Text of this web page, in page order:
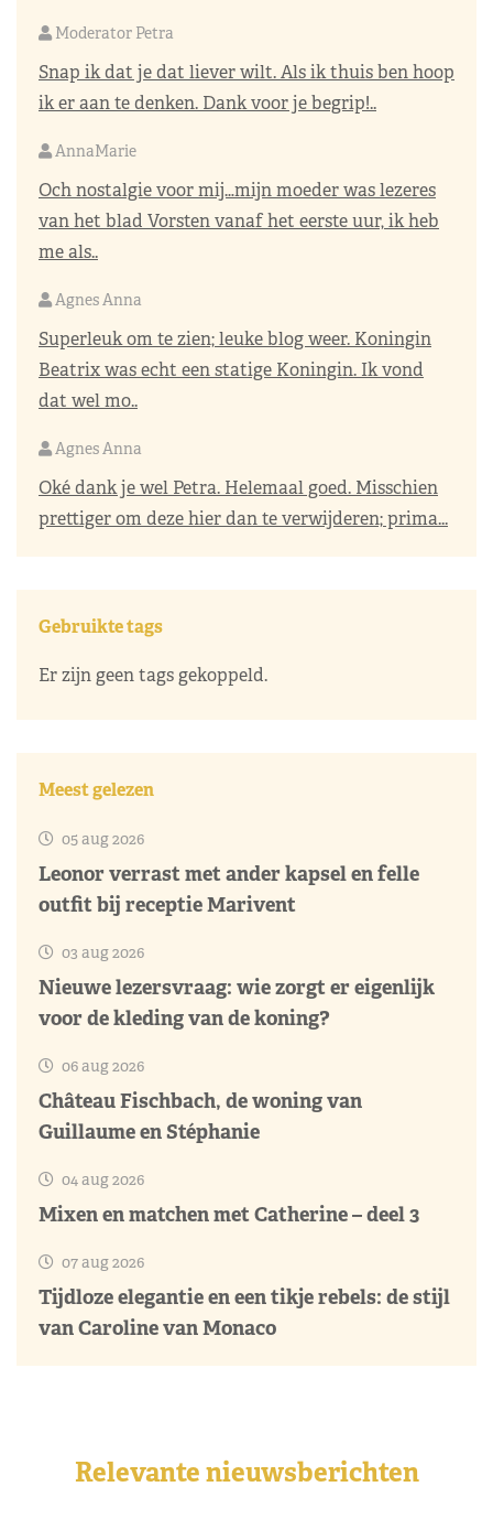
Moderator Petra
Snap ik dat je dat liever wilt. Als ik thuis ben hoop
ik er aan te denken. Dank voor je begrip!..
AnnaMarie
Och nostalgie voor mij…mijn moeder was lezeres
van het blad Vorsten vanaf het eerste uur, ik heb
me als..
Agnes Anna
Superleuk om te zien; leuke blog weer. Koningin
Beatrix was echt een statige Koningin. Ik vond
dat wel mo..
Agnes Anna
Oké dank je wel Petra. Helemaal goed. Misschien
prettiger om deze hier dan te verwijderen; prima...
Gebruikte tags
Er zijn geen tags gekoppeld.
Meest gelezen
05 aug 2026
Leonor verrast met ander kapsel en felle
outfit bij receptie Marivent
03 aug 2026
Nieuwe lezersvraag: wie zorgt er eigenlijk
voor de kleding van de koning?
06 aug 2026
Château Fischbach, de woning van
Guillaume en Stéphanie
04 aug 2026
Mixen en matchen met Catherine – deel 3
07 aug 2026
Tijdloze elegantie en een tikje rebels: de stijl
van Caroline van Monaco
Relevante nieuwsberichten